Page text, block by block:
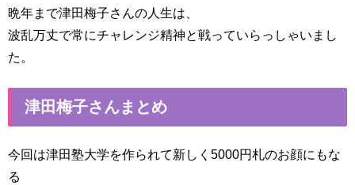
晩年まで津田梅子さんの人生は、
波乱万丈で常にチャレンジ精神と戦っていらっしゃいまし
た。
津田梅子さんまとめ
今回は津田塾大学を作られて新しく5000円札のお顔にもな
る